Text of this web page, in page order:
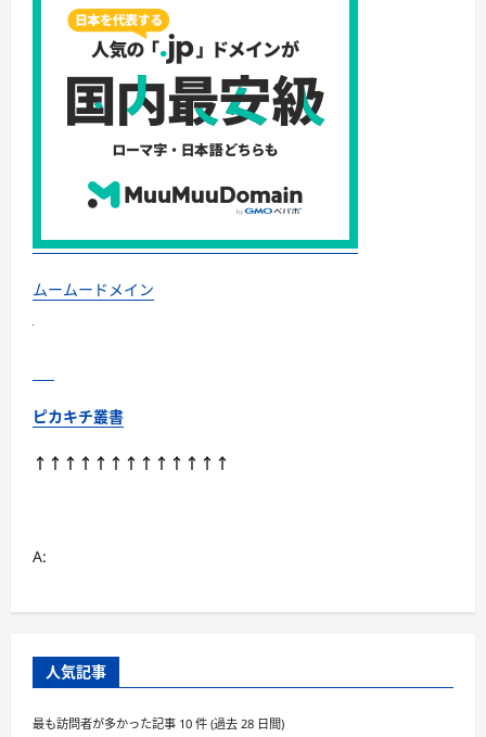
て
さ
ら
に
む
ムームードメイン
ピカキチ叢書
↑↑↑↑↑↑↑↑↑↑↑↑↑
A:
人気記事
最も訪問者が多かった記事 10 件 (過去 28 日間)